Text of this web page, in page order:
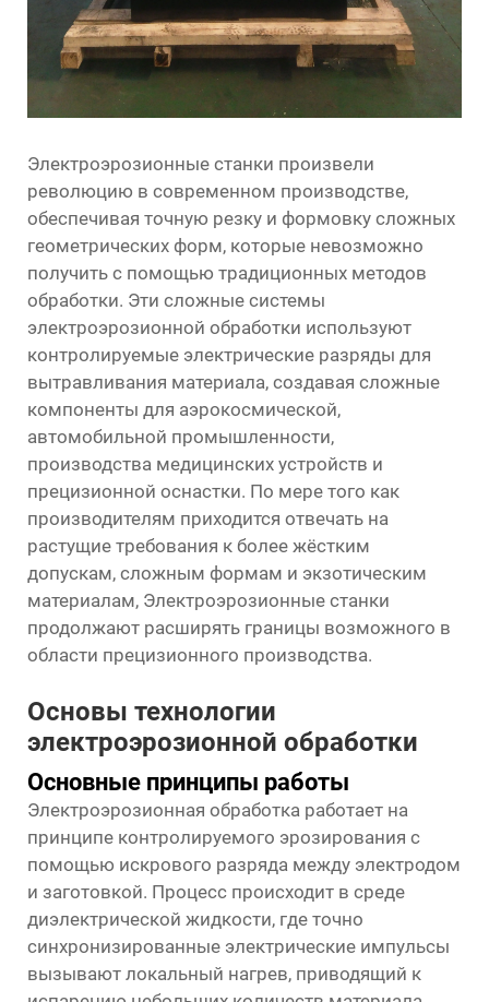
Электроэрозионные станки произвели
революцию в современном производстве,
обеспечивая точную резку и формовку сложных
геометрических форм, которые невозможно
получить с помощью традиционных методов
обработки. Эти сложные системы
электроэрозионной обработки используют
контролируемые электрические разряды для
вытравливания материала, создавая сложные
компоненты для аэрокосмической,
автомобильной промышленности,
производства медицинских устройств и
прецизионной оснастки. По мере того как
производителям приходится отвечать на
растущие требования к более жёстким
допускам, сложным формам и экзотическим
материалам, Электроэрозионные станки
продолжают расширять границы возможного в
области прецизионного производства.
Основы технологии
электроэрозионной обработки
Основные принципы работы
Электроэрозионная обработка работает на
принципе контролируемого эрозирования с
помощью искрового разряда между электродом
и заготовкой. Процесс происходит в среде
диэлектрической жидкости, где точно
синхронизированные электрические импульсы
вызывают локальный нагрев, приводящий к